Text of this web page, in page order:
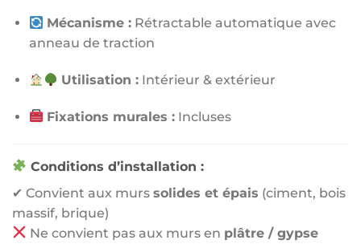
Mécanisme : Rétractable automatique avec
anneau de traction
Utilisation : Intérieur & extérieur
Fixations murales : Incluses
Conditions d’installation :
✔ Convient aux murs solides et épais (ciment, bois
massif, brique)
Ne convient pas aux murs en plâtre / gypse